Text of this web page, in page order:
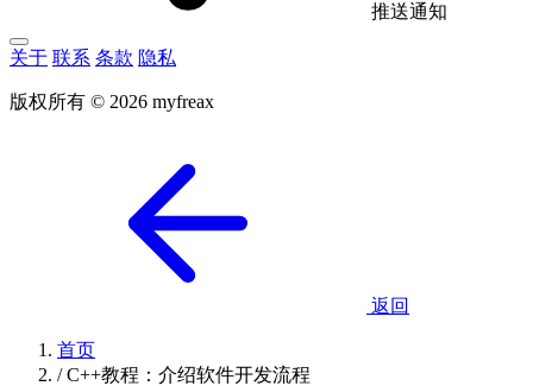
推送通知
关于 联系 条款 隐私
版权所有 © 2026 myfreax
返回
首页
/ C++教程：介绍软件开发流程